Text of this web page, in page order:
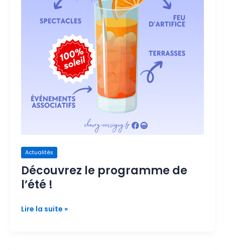
Actualités
Découvrez le programme de
l’été !
Lire la suite »